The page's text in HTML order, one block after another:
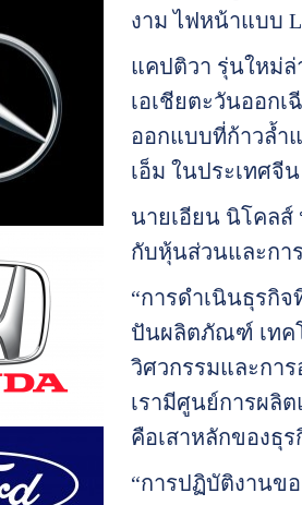
งาม ไฟหน้าแบบ
แคปติวา รุ่นใหม่ล่
เอเชียตะวันออก
ออกแบบที่ก้าวล้ำ
เอ็ม ในประเทศจีน
นายเอียน นิโคลส์
กับหุ้นส่วนและกา
“การดำเนินธุรกิ
ปันผลิตภัณฑ์ เทค
วิศวกรรมและกา
เรามีศูนย์การผลิ
คือเสาหลักของธุ
“การปฏิบัติงานข